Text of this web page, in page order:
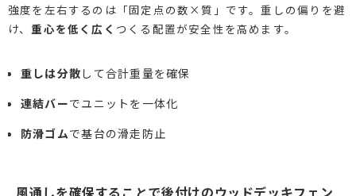
強度を左右するのは「固定点の数×質」です。重しの偏りを避
け、重心を低く広く つくる配置が安全性を高めます。
重しは分散 して合計重量を確保
連結バーでユニットを一体化
防滑ゴムで基台の滑走防止
風通しを確保することで後付けのウッドデッキフェン